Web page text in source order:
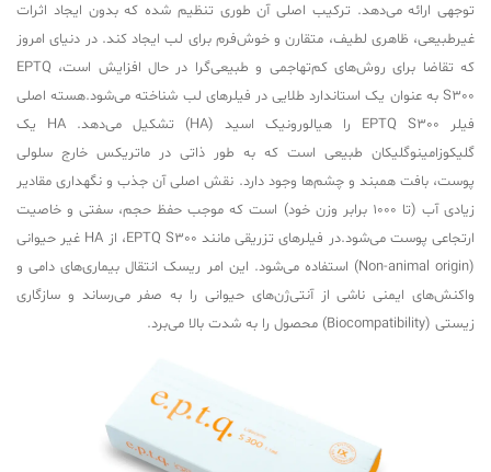
توجهی ارائه می‌دهد. ترکیب اصلی آن طوری تنظیم شده که بدون ایجاد اثرات
غیرطبیعی، ظاهری لطیف، متقارن و خوش‌فرم برای لب ایجاد کند. در دنیای امروز
که تقاضا برای روش‌های کم‌تهاجمی و طبیعی‌گرا در حال افزایش است، EPTQ
S300 به عنوان یک استاندارد طلایی در فیلرهای لب شناخته می‌شود.هسته اصلی
فیلر EPTQ S300 را هیالورونیک اسید (HA) تشکیل می‌دهد. HA یک
گلیکوزامینوگلیکان طبیعی است که به طور ذاتی در ماتریکس خارج سلولی
پوست، بافت همبند و چشم‌ها وجود دارد. نقش اصلی آن جذب و نگهداری مقادیر
زیادی آب (تا ۱۰۰۰ برابر وزن خود) است که موجب حفظ حجم، سفتی و خاصیت
ارتجاعی پوست می‌شود.در فیلرهای تزریقی مانند EPTQ S300، از HA غیر حیوانی
(Non-animal origin) استفاده می‌شود. این امر ریسک انتقال بیماری‌های دامی و
واکنش‌های ایمنی ناشی از آنتی‌ژن‌های حیوانی را به صفر می‌رساند و سازگاری
زیستی (Biocompatibility) محصول را به شدت بالا می‌برد.